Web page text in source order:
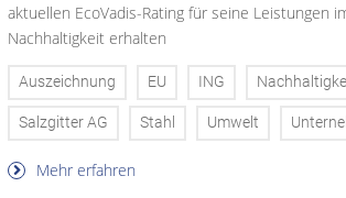
aktuellen EcoVadis-Rating für seine Leistungen
Nachhaltigkeit erhalten
Auszeichnung EU ING
Salzgitter AG Stahl Umwelt
Mehr erfahren